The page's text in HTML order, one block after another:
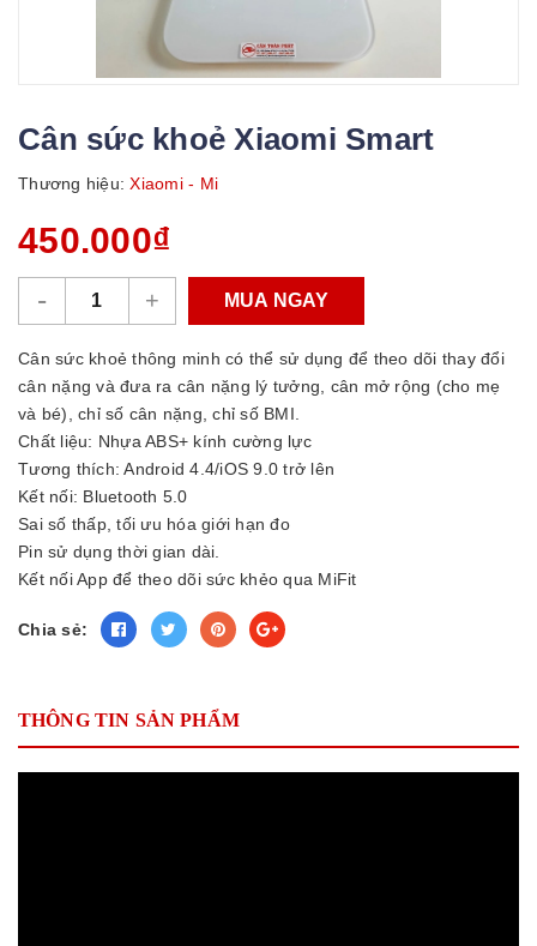
Cân sức khoẻ Xiaomi Smart
Thương hiệu: Xiaomi - Mi
450.000₫
- + MUA NGAY
Cân sức khoẻ thông minh có thể sử dụng để theo dõi thay đổi
cân nặng và đưa ra cân nặng lý tưởng, cân mở rộng (cho mẹ
và bé), chỉ số cân nặng, chỉ số BMI.
Chất liệu: Nhựa ABS+ kính cường lực
Tương thích: Android 4.4/iOS 9.0 trở lên
Kết nối: Bluetooth 5.0
Sai số thấp, tối ưu hóa giới hạn đo
Pin sử dụng thời gian dài.
Kết nối App để theo dõi sức khẻo qua MiFit
Chia sẻ:
THÔNG TIN SẢN PHẨM